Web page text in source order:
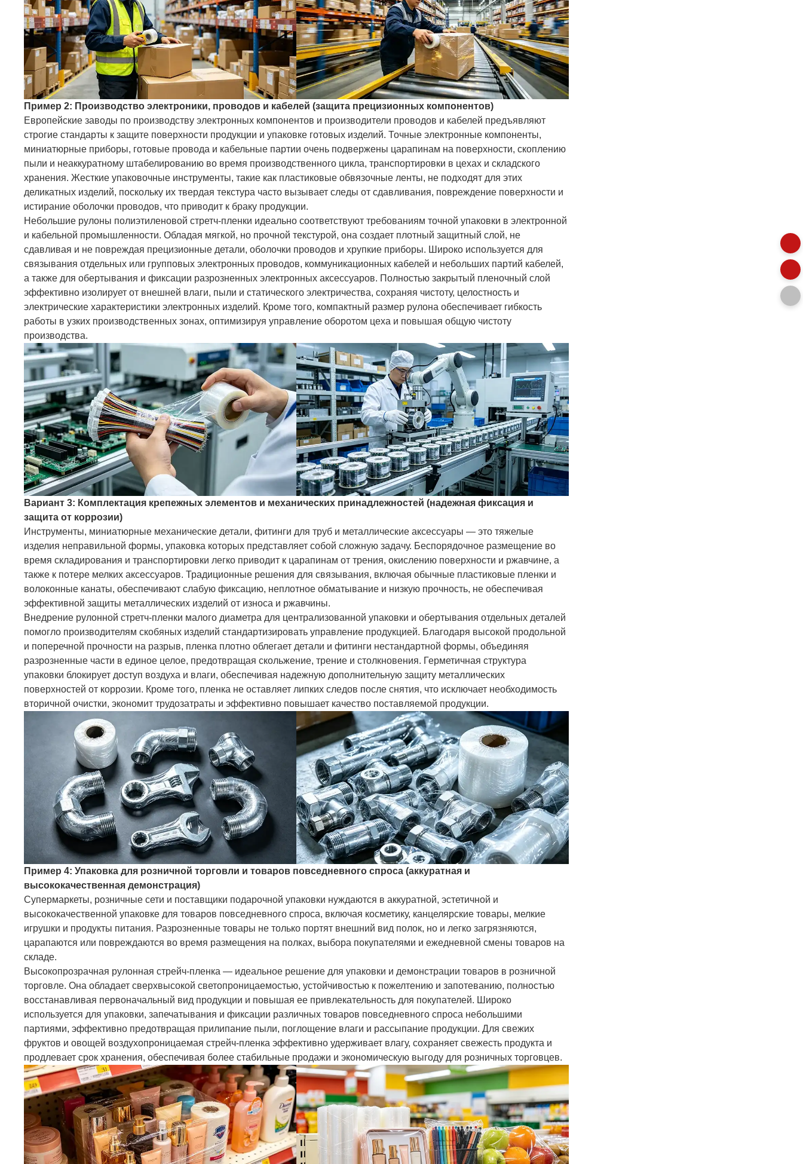
Пример 2: Производство электроники, проводов и кабелей (защита прецизионных компонентов)
Европейские заводы по производству электронных компонентов и производители проводов и кабелей предъявляют
строгие стандарты к защите поверхности продукции и упаковке готовых изделий. Точные электронные компоненты,
миниатюрные приборы, готовые провода и кабельные партии очень подвержены царапинам на поверхности, скоплению
пыли и неаккуратному штабелированию во время производственного цикла, транспортировки в цехах и складского
хранения. Жесткие упаковочные инструменты, такие как пластиковые обвязочные ленты, не подходят для этих
деликатных изделий, поскольку их твердая текстура часто вызывает следы от сдавливания, повреждение поверхности и
истирание оболочки проводов, что приводит к браку продукции.
Небольшие рулоны полиэтиленовой стретч-пленки идеально соответствуют требованиям точной упаковки в электронной
и кабельной промышленности. Обладая мягкой, но прочной текстурой, она создает плотный защитный слой, не
сдавливая и не повреждая прецизионные детали, оболочки проводов и хрупкие приборы. Широко используется для
связывания отдельных или групповых электронных проводов, коммуникационных кабелей и небольших партий кабелей,
а также для обертывания и фиксации разрозненных электронных аксессуаров. Полностью закрытый пленочный слой
эффективно изолирует от внешней влаги, пыли и статического электричества, сохраняя чистоту, целостность и
электрические характеристики электронных изделий. Кроме того, компактный размер рулона обеспечивает гибкость
работы в узких производственных зонах, оптимизируя управление оборотом цеха и повышая общую чистоту
производства.
Вариант 3: Комплектация крепежных элементов и механических принадлежностей (надежная фиксация и
защита от коррозии)
Инструменты, миниатюрные механические детали, фитинги для труб и металлические аксессуары — это тяжелые
изделия неправильной формы, упаковка которых представляет собой сложную задачу. Беспорядочное размещение во
время складирования и транспортировки легко приводит к царапинам от трения, окислению поверхности и ржавчине, а
также к потере мелких аксессуаров. Традиционные решения для связывания, включая обычные пластиковые пленки и
волоконные канаты, обеспечивают слабую фиксацию, неплотное обматывание и низкую прочность, не обеспечивая
эффективной защиты металлических изделий от износа и ржавчины.
Внедрение рулонной стретч-пленки малого диаметра для централизованной упаковки и обертывания отдельных деталей
помогло производителям скобяных изделий стандартизировать управление продукцией. Благодаря высокой продольной
и поперечной прочности на разрыв, пленка плотно облегает детали и фитинги нестандартной формы, объединяя
разрозненные части в единое целое, предотвращая скольжение, трение и столкновения. Герметичная структура
упаковки блокирует доступ воздуха и влаги, обеспечивая надежную дополнительную защиту металлических
поверхностей от коррозии. Кроме того, пленка не оставляет липких следов после снятия, что исключает необходимость
вторичной очистки, экономит трудозатраты и эффективно повышает качество поставляемой продукции.
Пример 4: Упаковка для розничной торговли и товаров повседневного спроса (аккуратная и
высококачественная демонстрация)
Супермаркеты, розничные сети и поставщики подарочной упаковки нуждаются в аккуратной, эстетичной и
высококачественной упаковке для товаров повседневного спроса, включая косметику, канцелярские товары, мелкие
игрушки и продукты питания. Разрозненные товары не только портят внешний вид полок, но и легко загрязняются,
царапаются или повреждаются во время размещения на полках, выбора покупателями и ежедневной смены товаров на
складе.
Высокопрозрачная рулонная стрейч-пленка — идеальное решение для упаковки и демонстрации товаров в розничной
торговле. Она обладает сверхвысокой светопроницаемостью, устойчивостью к пожелтению и запотеванию, полностью
восстанавливая первоначальный вид продукции и повышая ее привлекательность для покупателей. Широко
используется для упаковки, запечатывания и фиксации различных товаров повседневного спроса небольшими
партиями, эффективно предотвращая прилипание пыли, поглощение влаги и рассыпание продукции. Для свежих
фруктов и овощей воздухопроницаемая стрейч-пленка эффективно удерживает влагу, сохраняет свежесть продукта и
продлевает срок хранения, обеспечивая более стабильные продажи и экономическую выгоду для розничных торговцев.